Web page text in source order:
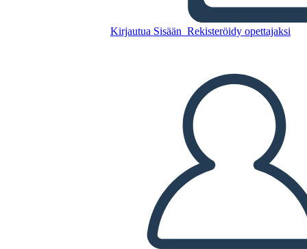
Kirjautua Sisään Rekisteröidy opettajaksi
Kopioi tämä kuvakäsikirjoitus
LUE MINULLE